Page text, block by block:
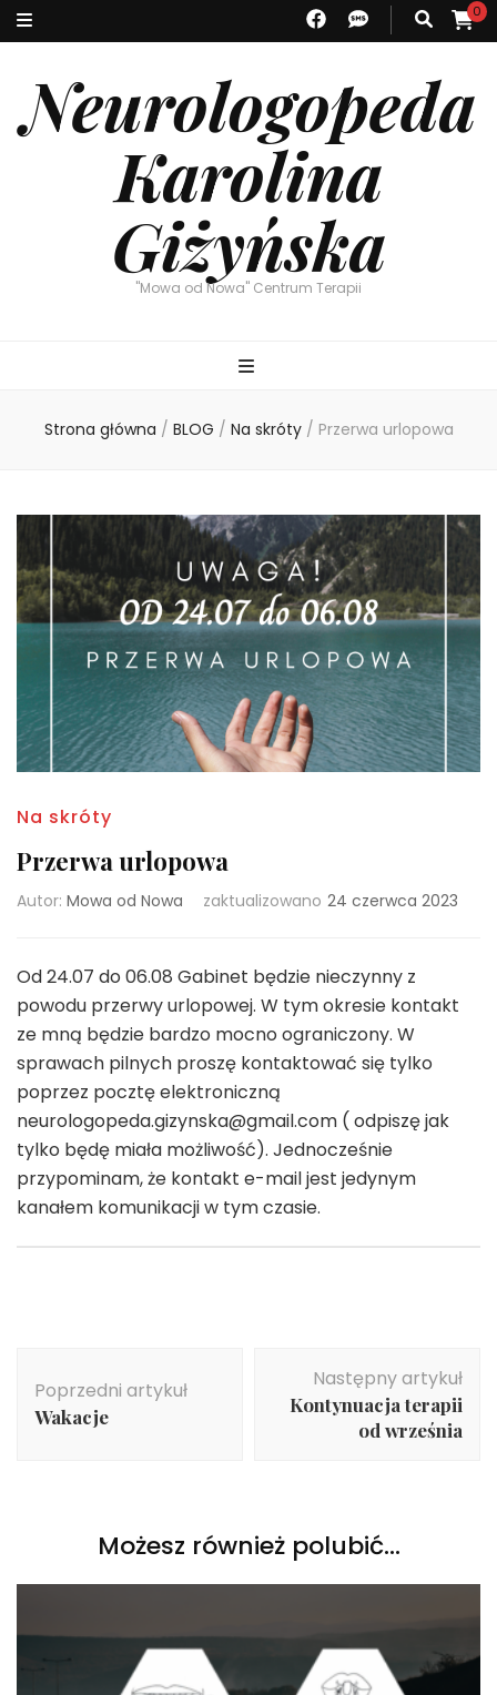
0
Neurologopeda
Karolina
Giżyńska
"Mowa od Nowa" Centrum Terapii
Strona główna / BLOG / Na skróty / Przerwa urlopowa
Na skróty
Przerwa urlopowa
Autor: Mowa od Nowa zaktualizowano 24 czerwca 2023
Od 24.07 do 06.08 Gabinet będzie nieczynny z
powodu przerwy urlopowej. W tym okresie kontakt
ze mną będzie bardzo mocno ograniczony. W
sprawach pilnych proszę kontaktować się tylko
poprzez pocztę elektroniczną
neurologopeda.gizynska@gmail.com ( odpiszę jak
tylko będę miała możliwość). Jednocześnie
przypominam, że kontakt e-mail jest jedynym
kanałem komunikacji w tym czasie.
wpisu
Poprzedni artykuł
Wakacje
Następny artykuł
Kontynuacja terapii
od września
Możesz również polubić…